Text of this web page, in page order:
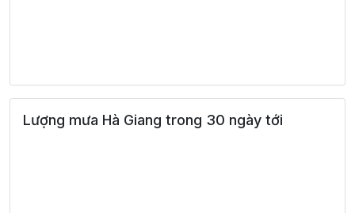
Lượng mưa Hà Giang trong 30 ngày tới